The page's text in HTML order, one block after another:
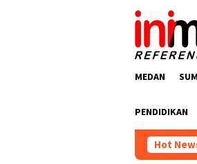
MEDAN
PENDIDIKAN
Hot
Polres Batu Bara Ungkap Empat